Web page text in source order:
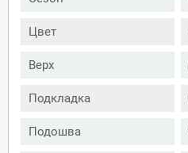
Цвет
Верх
Подкладка
Подошва